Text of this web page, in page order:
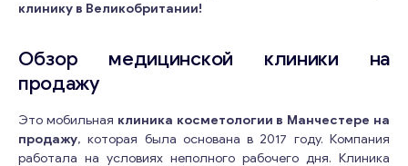
клинику в Великобритании!
Обзор медицинской клиники на
продажу
Это мобильная клиника косметологии в Манчестере на
продажу, которая была основана в 2017 году. Компания
работала на условиях неполного рабочего дня. Клиника